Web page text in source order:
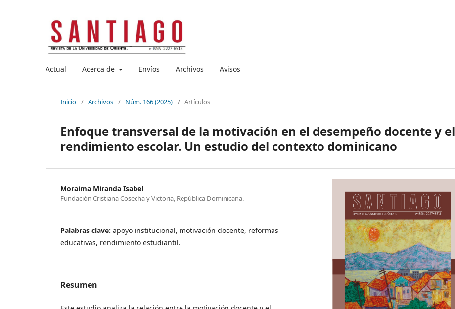
Actual Acerca de Envíos Archivos Avisos
Inicio / Archivos / Núm. 166 (2025) / Artículos
Enfoque transversal de la motivación en el desempeño docente y el
rendimiento escolar. Un estudio del contexto dominicano
Moraima Miranda Isabel
Fundación Cristiana Cosecha y Victoria, República Dominicana.
Palabras clave: apoyo institucional, motivación docente, reformas
educativas, rendimiento estudiantil.
Resumen